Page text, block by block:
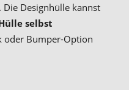
Die Designhülle kannst
selbst
oder Bumper-Option